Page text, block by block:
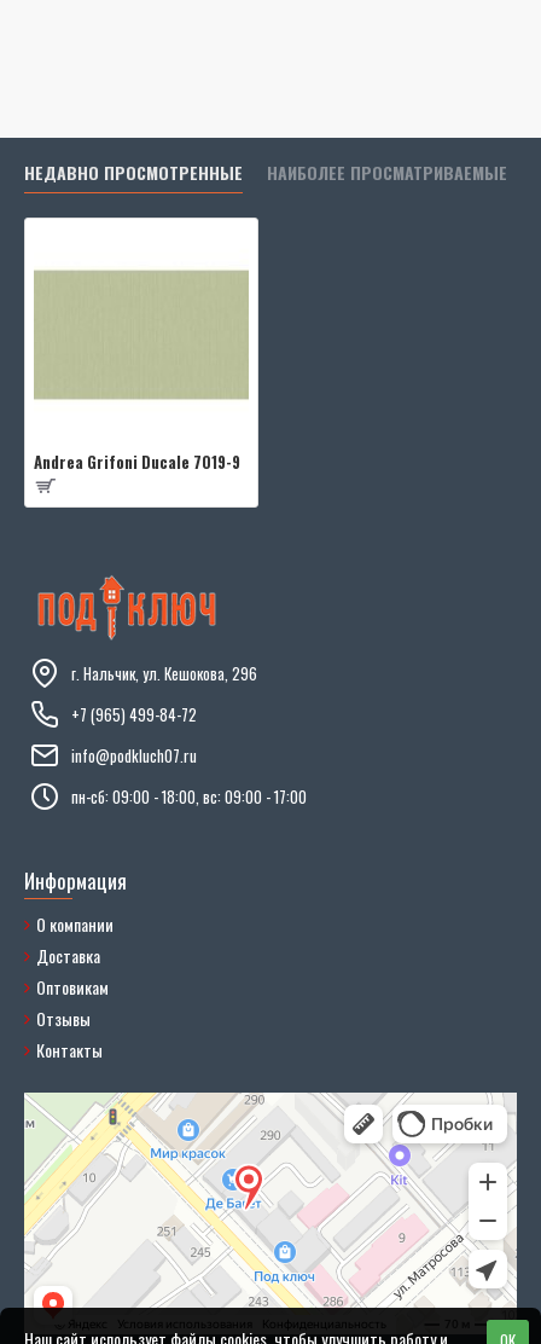
НЕДАВНО ПРОСМОТРЕННЫЕ НАИБОЛЕЕ ПРОСМАТРИВАЕМЫЕ
Andrea Grifoni Ducale 7019-9
г. Нальчик, ул. Кешокова, 296
+7 (965) 499-84-72
info@podkluch07.ru
пн-сб: 09:00 - 18:00, вс: 09:00 - 17:00
Информация
О компании
Доставка
Оптовикам
Отзывы
Контакты
Наш сайт использует файлы cookies, чтобы улучшить работу и